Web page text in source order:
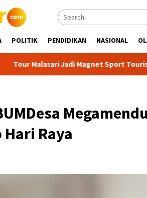
POLITIK PENDIDIKAN NASIONAL
Magnet Sport Tourism, Dongkrak
Raya